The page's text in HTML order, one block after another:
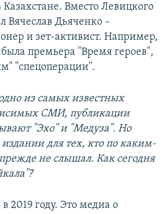
Вместо Левицкого
Вячеслав Дьяченко –
и зет-активист. Например,
была премьера "Время героев",
"спецоперации".
из самых известных
СМИ, публикации
"Эхо"и "Медуза ". Но
для тех, кто по каким-
не слышал. Как сегодня
"?
2019 году. Это медиа о